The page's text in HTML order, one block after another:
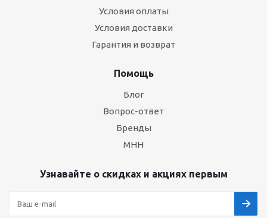
Условия оплаты
Условия доставки
Гарантия и возврат
Помощь
Блог
Вопрос-ответ
Бренды
МНН
Узнавайте о скидках и акциях первым